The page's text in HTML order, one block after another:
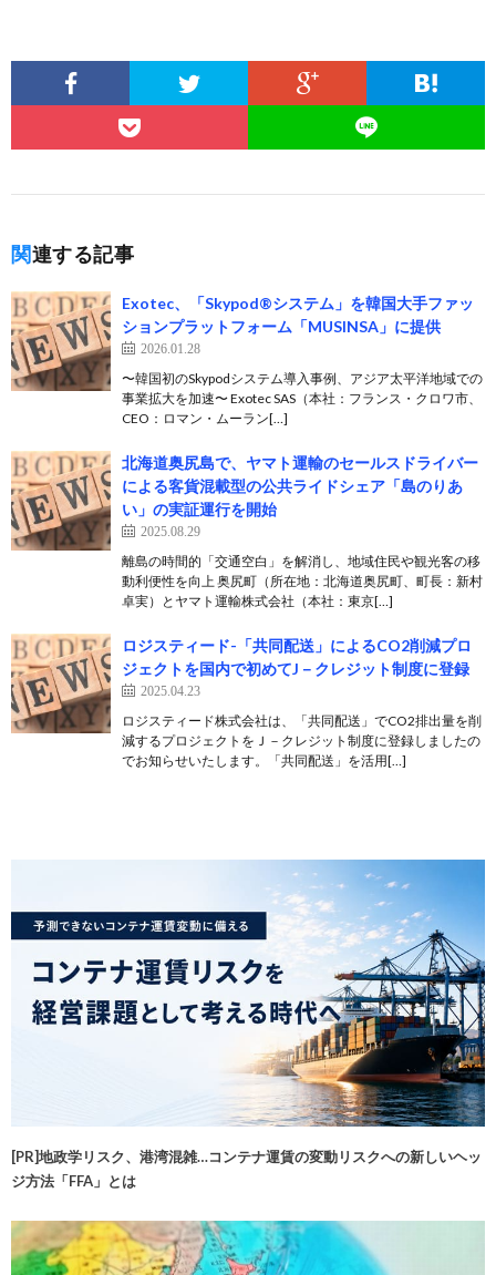
関連する記事
Exotec、「Skypod®システム」を韓国大手ファッ
ションプラットフォーム「MUSINSA」に提供
2026.01.28
〜韓国初のSkypodシステム導入事例、アジア太平洋地域での
事業拡大を加速〜 Exotec SAS（本社：フランス・クロワ市、
CEO：ロマン・ムーラン[…]
北海道奥尻島で、ヤマト運輸のセールスドライバー
による客貨混載型の公共ライドシェア「島のりあ
い」の実証運行を開始
2025.08.29
離島の時間的「交通空白」を解消し、地域住民や観光客の移
動利便性を向上 奥尻町（所在地：北海道奥尻町、町長：新村
卓実）とヤマト運輸株式会社（本社：東京[…]
ロジスティード-「共同配送」によるCO2削減プロ
ジェクトを国内で初めてJ－クレジット制度に登録
2025.04.23
ロジスティード株式会社は、「共同配送」でCO2排出量を削
減するプロジェクトをＪ－クレジット制度に登録しましたの
でお知らせいたします。「共同配送」を活用[…]
[PR]地政学リスク、港湾混雑…コンテナ運賃の変動リスクへの新しいヘッ
ジ方法「FFA」とは